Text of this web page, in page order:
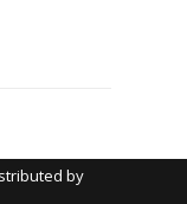
by